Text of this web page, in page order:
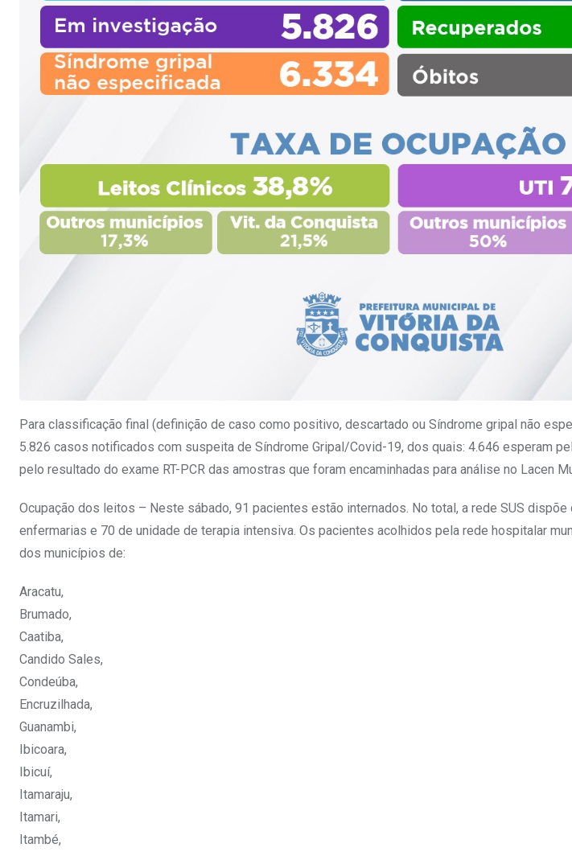
Para classificação final (definição de caso como positivo, descartado ou Síndrome gripal não
5.826 casos notificados com suspeita de Síndrome Gripal/Covid-19, dos quais: 4.646 esperam
pelo resultado do exame RT-PCR das amostras que foram encaminhadas para análise no Lacen
Ocupação dos leitos – Neste sábado, 91 pacientes estão internados. No total, a rede SUS
enfermarias e 70 de unidade de terapia intensiva. Os pacientes acolhidos pela rede hospitalar
dos municípios de:
Aracatu,
Brumado,
Caatiba,
Candido Sales,
Condeúba,
Encruzilhada,
Guanambi,
Ibicoara,
Ibicuí,
Itamaraju,
Itamari,
Itambé,